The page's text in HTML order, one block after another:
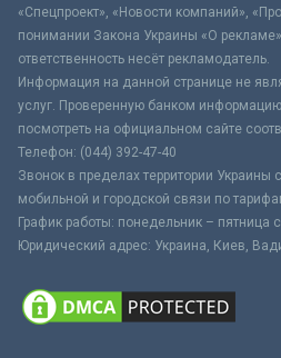
«Спецпроект», «Новости компаний»,
понимании Закона Украины «О
ответственность несёт рекламодатель.
Информация на данной странице не
услуг. Проверенную банком
посмотреть на официальном сайте
Телефон: (044) 392-47-40
Звонок в пределах территории Украины
мобильной и городской связи по
График работы: понедельник – пятница
Юридический адрес: Украина, Киев,